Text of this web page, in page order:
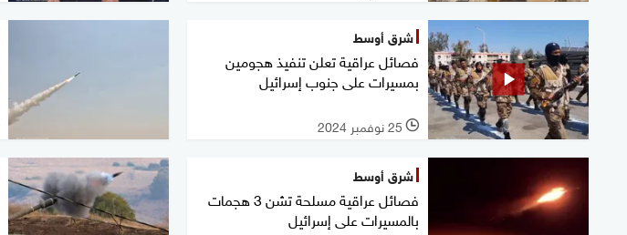
شرق أوسط
فصائل عراقية تعلن تنفيذ هجومين
بمسيرات على جنوب إسرائيل
l 25 نوفمبر 2024
شرق أوسط
فصائل عراقية مسلحة تشن 3 هجمات
بالمسيرات على إسرائيل